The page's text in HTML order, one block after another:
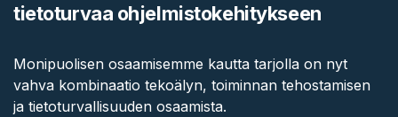
tietoturvaa ohjelmistokehitykseen
Monipuolisen osaamisemme kautta tarjolla on nyt
vahva kombinaatio tekoälyn, toiminnan tehostamisen
ja tietoturvallisuuden osaamista.